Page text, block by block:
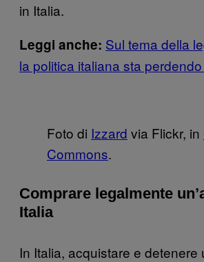
in Italia.
Leggi anche: Sul tema della
la politica italiana sta
Foto di Izzard via Flickr, in
Commons.
Comprare legalmente
Italia
In Italia, acquistare e detenere